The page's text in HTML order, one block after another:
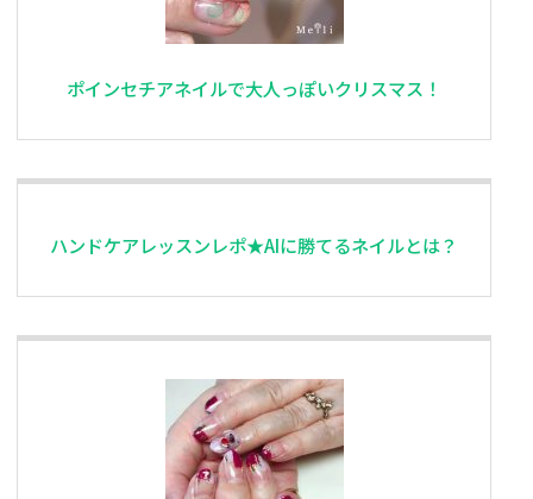
ポインセチアネイルで大人っぽいクリスマス！
ハンドケアレッスンレポ★AIに勝てるネイルとは？